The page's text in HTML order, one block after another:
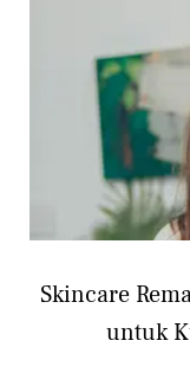
Skincare
untuk